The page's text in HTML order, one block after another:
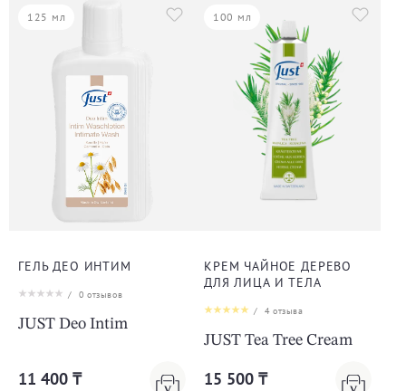
125 мл
ГЕЛЬ ДЕО ИНТИМ
/ 0 отзывов
JUST Deo Intim
11 400 ₸
100 мл
КРЕМ ЧАЙНОЕ ДЕРЕВО
ДЛЯ ЛИЦА И ТЕЛА
/ 4отзыва
JUST Tea Tree Cream
15 500 ₸